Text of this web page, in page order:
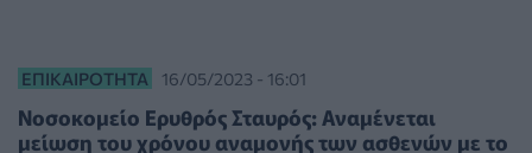
ΕΠΙΚΑΙΡΌΤΗΤΑ 16/05/2023 - 16:01
Νοσοκομείο Ερυθρός Σταυρός: Αναμένεται
μείωση του χρόνου αναμονής των ασθενών με το